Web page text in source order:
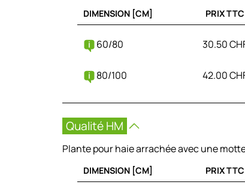
DIMENSION [CM] PRIX TTC
60/80 30.50
80/100 42.00
Qualité HM
Plante pour haie arrachée avec une
DIMENSION [CM] PRIX TTC